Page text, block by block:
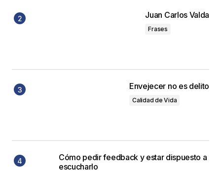
Juan Carlos Valda
Frases
Envejecer no es delito
Calidad de Vida
Cómo pedir feedback y estar dispuesto a
escucharlo